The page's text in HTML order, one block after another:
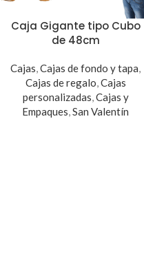
Caja Gigante tipo Cubo
de 48cm
Cajas,Cajas de fondo y tapa,
Cajas de regalo,Cajas
personalizadas,Cajas y
Empaques,San Valentín